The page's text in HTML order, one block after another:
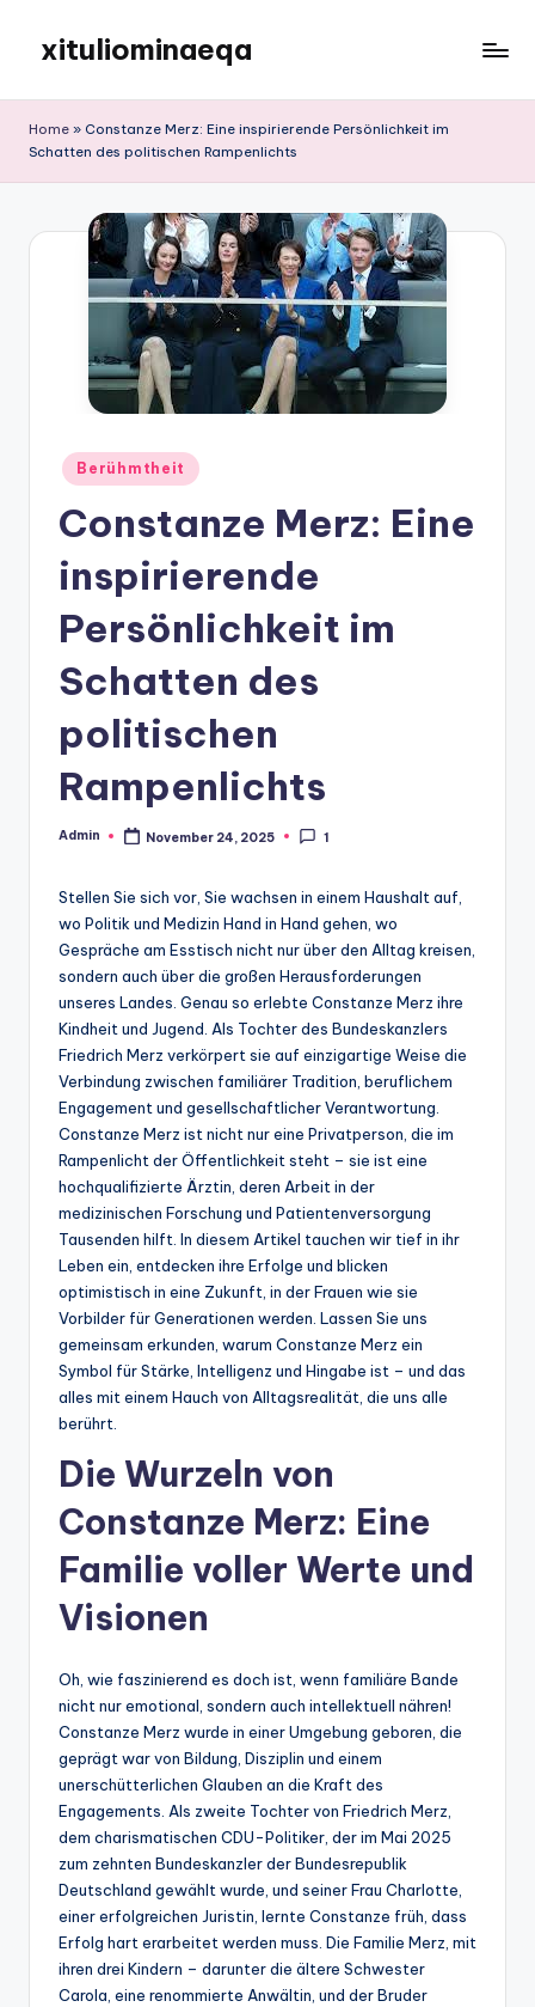
content
xituliominaeqa
Home » Constanze Merz: Eine inspirierende Persönlichkeit im
Schatten des politischen Rampenlichts
Posted
in
Berühmtheit
Constanze Merz: Eine
inspirierende
Persönlichkeit im
Schatten des
politischen
Rampenlichts
Posted
Admin November 24, 2025 1
Stellen Sie sich vor, Sie wachsen in einem Haushalt auf,
wo Politik und Medizin Hand in Hand gehen, wo
Gespräche am Esstisch nicht nur über den Alltag kreisen,
sondern auch über die großen Herausforderungen
unseres Landes. Genau so erlebte Constanze Merz ihre
Kindheit und Jugend. Als Tochter des Bundeskanzlers
Friedrich Merz verkörpert sie auf einzigartige Weise die
Verbindung zwischen familiärer Tradition, beruflichem
Engagement und gesellschaftlicher Verantwortung.
Constanze Merz ist nicht nur eine Privatperson, die im
Rampenlicht der Öffentlichkeit steht – sie ist eine
hochqualifizierte Ärztin, deren Arbeit in der
medizinischen Forschung und Patientenversorgung
Tausenden hilft. In diesem Artikel tauchen wir tief in ihr
Leben ein, entdecken ihre Erfolge und blicken
optimistisch in eine Zukunft, in der Frauen wie sie
Vorbilder für Generationen werden. Lassen Sie uns
gemeinsam erkunden, warum Constanze Merz ein
Symbol für Stärke, Intelligenz und Hingabe ist – und das
alles mit einem Hauch von Alltagsrealität, die uns alle
berührt.
Die Wurzeln von
Constanze Merz: Eine
Familie voller Werte und
Visionen
Oh, wie faszinierend es doch ist, wenn familiäre Bande
nicht nur emotional, sondern auch intellektuell nähren!
Constanze Merz wurde in einer Umgebung geboren, die
geprägt war von Bildung, Disziplin und einem
unerschütterlichen Glauben an die Kraft des
Engagements. Als zweite Tochter von Friedrich Merz,
dem charismatischen CDU-Politiker, der im Mai 2025
zum zehnten Bundeskanzler der Bundesrepublik
Deutschland gewählt wurde, und seiner Frau Charlotte,
einer erfolgreichen Juristin, lernte Constanze früh, dass
Erfolg hart erarbeitet werden muss. Die Familie Merz, mit
ihren drei Kindern – darunter die ältere Schwester
Carola, eine renommierte Anwältin, und der Bruder